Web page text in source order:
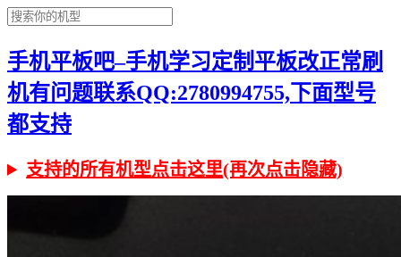
手机平板吧–手机学习定制平板改正常刷
机有问题联系QQ:2780994755,下面型号
都支持
支持的所有机型点击这里(再次点击隐藏)